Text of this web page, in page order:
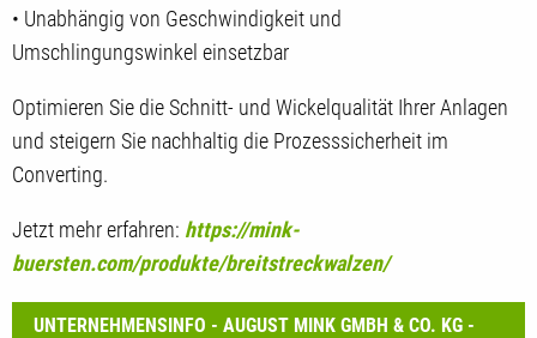
• Unabhängig von Geschwindigkeit und
Umschlingungswinkel einsetzbar
Optimieren Sie die Schnitt- und Wickelqualität Ihrer Anlagen
und steigern Sie nachhaltig die Prozesssicherheit im
Converting.
Jetzt mehr erfahren: https://mink-
buersten.com/produkte/breitstreckwalzen/
UNTERNEHMENSINFO - AUGUST MINK GMBH & CO. KG -